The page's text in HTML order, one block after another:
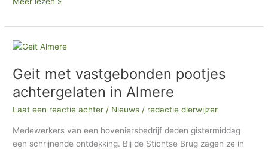
Geit met vastgebonden pootjes
achtergelaten in Almere
Laat een reactie achter / Nieuws / redactie dierwijzer
Medewerkers van een hoveniersbedrijf deden gistermiddag
een schrijnende ontdekking. Bij de Stichtse Brug zagen ze in
Geit
vastgebonden
pootjes
achtergelaten
in